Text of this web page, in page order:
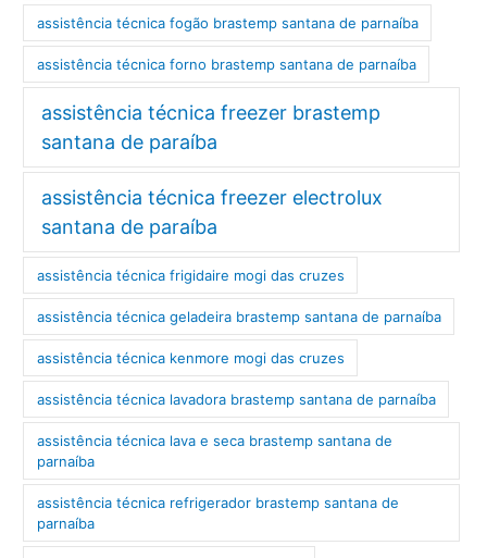
assistência técnica fogão brastemp santana de parnaíba
assistência técnica forno brastemp santana de parnaíba
assistência técnica freezer brastemp
santana de paraíba
assistência técnica freezer electrolux
santana de paraíba
assistência técnica frigidaire mogi das cruzes
assistência técnica geladeira brastemp santana de parnaíba
assistência técnica kenmore mogi das cruzes
assistência técnica lavadora brastemp santana de parnaíba
assistência técnica lava e seca brastemp santana de
parnaíba
assistência técnica refrigerador brastemp santana de
parnaíba